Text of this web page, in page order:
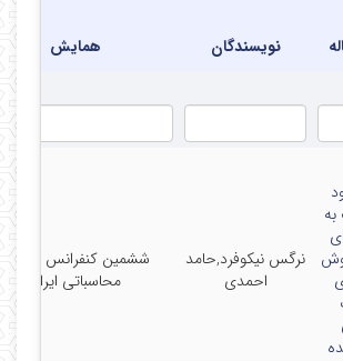
نویسندگان همایش
نرگس نیکوفرد,حامد
احمدی
ششمین کنفرانس فیزیک
محاسباتی ایران